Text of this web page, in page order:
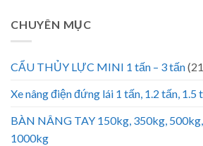
CHUYÊN MỤC
CẨU THỦY LỰC MINI 1 tấn – 3 tấn
Xe nâng điện đứng lái 1 tấn, 1.2 tấn, 1.5
BÀN NÂNG TAY 150kg, 350kg,
1000kg